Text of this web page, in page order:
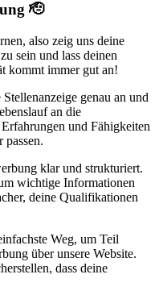
🫡
also zeig uns deine
sein und lass deinen
kommt immer gut an!
genau an und
an die
und Fähigkeiten
passen.
klar und strukturiert.
wichtige Informationen
deine Qualifikationen
Weg, um Teil
über unsere Website.
dass deine